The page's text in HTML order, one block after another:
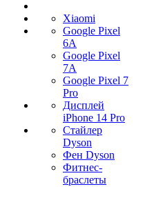
Xiaomi
Google Pixel
6A
Google Pixel
7А
Google Pixel 7
Pro
Дисплей
iPhone 14 Pro
Стайлер
Dyson
Фен Dyson
Фитнес-
браслеты